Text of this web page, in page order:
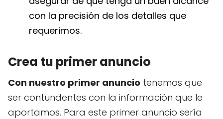
con la precisión de los detalles que
requerimos.
Crea tu primer anuncio
Con nuestro primer anuncio tenemos que
ser contundentes con la información que le
aportamos. Para este primer anuncio sería